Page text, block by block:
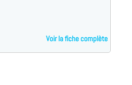
Voir la fiche complète